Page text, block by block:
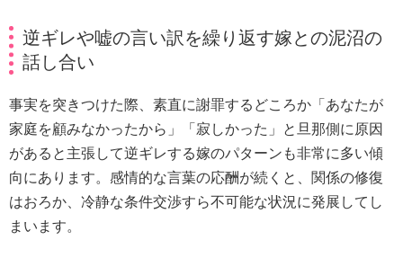
逆ギレや嘘の言い訳を繰り返す嫁との泥沼の
話し合い
事実を突きつけた際、素直に謝罪するどころか「あなたが
家庭を顧みなかったから」「寂しかった」と旦那側に原因
があると主張して逆ギレする嫁のパターンも非常に多い傾
向にあります。感情的な言葉の応酬が続くと、関係の修復
はおろか、冷静な条件交渉すら不可能な状況に発展してし
まいます。